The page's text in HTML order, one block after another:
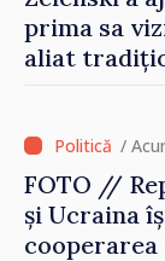
prima sa
aliat
/
FOTO //
și Ucraina
cooperarea